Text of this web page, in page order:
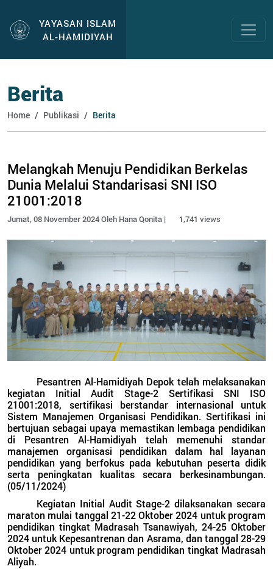
YAYASAN ISLAM
AL-HAMIDIYAH
Berita
Home Publikasi Berita
Melangkah Menuju Pendidikan Berkelas
Dunia Melalui Standarisasi SNI ISO
21001:2018
Jumat, 08 November 2024 Oleh Hana Qonita | 1,741 views
Pesantren Al-Hamidiyah Depok telah melaksanakan
kegiatan Initial Audit Stage-2 Sertifikasi SNI ISO
21001:2018, sertifikasi berstandar internasional untuk
Sistem Manajemen Organisasi Pendidikan. Sertifikasi ini
bertujuan sebagai upaya memastikan lembaga pendidikan
di Pesantren Al-Hamidiyah telah memenuhi standar
manajemen organisasi pendidikan dalam hal layanan
pendidikan yang berfokus pada kebutuhan peserta didik
serta peningkatan kualitas secara berkesinambungan.
(05/11/2024)
Kegiatan Initial Audit Stage-2 dilaksanakan secara
maraton mulai tanggal 21-22 Oktober 2024 untuk program
pendidikan tingkat Madrasah Tsanawiyah, 24-25 Oktober
2024 untuk Kepesantrenan dan Asrama, dan tanggal 28-29
Oktober 2024 untuk program pendidikan tingkat Madrasah
Aliyah.